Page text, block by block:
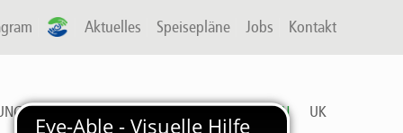
A-P Aktuelles Speisepläne Jobs Kontakt
& ARBEIT FREIZEIT DIENSTLEISTUNGEN UK